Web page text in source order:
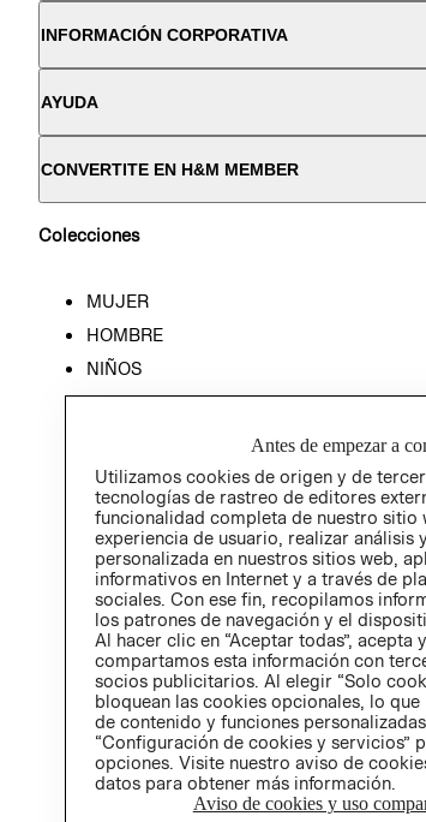
INFORMACIÓN CORPORATIVA
AYUDA
CONVERTITE EN H&M MEMBER
Colecciones
MUJER
HOMBRE
NIÑOS
HOME
Antes de empezar a
Utilizamos cookies de origen y de
tecnologías de rastreo de editores
funcionalidad completa de nuestro sitio
experiencia de usuario, realizar análisis
personalizada en nuestros sitios web,
informativos en Internet y a través de
sociales. Con ese fin, recopilamos
los patrones de navegación y el
Al hacer clic en “Aceptar todas”, acepta
compartamos esta información con
socios publicitarios. Al elegir “Solo
bloquean las cookies opcionales, lo
de contenido y funciones
“Configuración de cookies y servicios”
opciones. Visite nuestro aviso de
datos para obtener más información.
Aviso de cookies y uso